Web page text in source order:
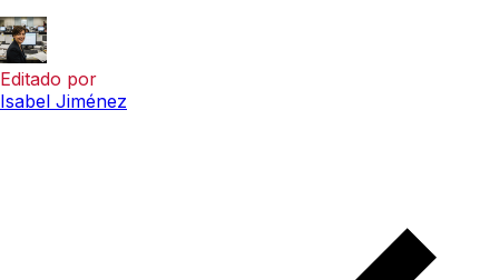
Editado por
Isabel Jiménez